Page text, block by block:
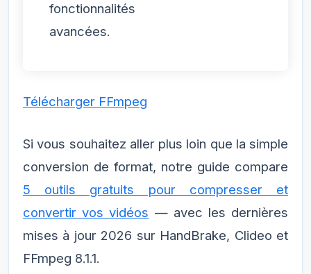
fonctionnalités
avancées.
Télécharger FFmpeg
Si vous souhaitez aller plus loin que la simple
conversion de format, notre guide compare
5 outils gratuits pour compresser et
convertir vos vidéos — avec les dernières
mises à jour 2026 sur HandBrake, Clideo et
FFmpeg 8.1.1.